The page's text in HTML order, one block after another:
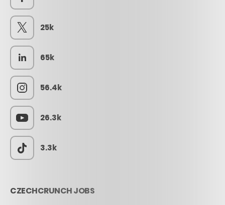
25k
65k
56.4k
26.3k
3.3k
CZECHCRUNCH JOBS